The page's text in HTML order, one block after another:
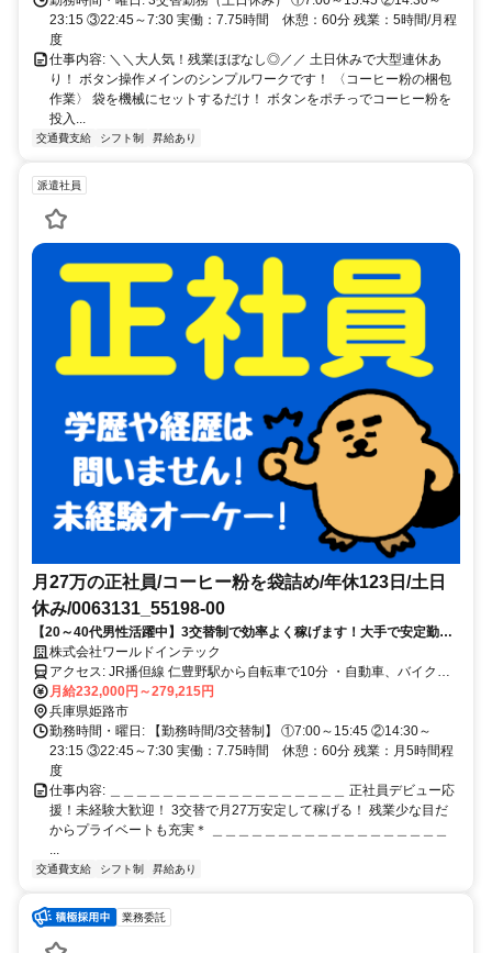
23:15 ③22:45～7:30 実働：7.75時間 休憩：60分 残業：5時間/月程
度
仕事内容: ＼＼大人気！残業ほぼなし◎／／ 土日休みで大型連休あ
り！ ボタン操作メインのシンプルワークです！ 〈コーヒー粉の梱包
作業〉 袋を機械にセットするだけ！ ボタンをポチっでコーヒー粉を
投入...
交通費支給 シフト制 昇給あり
派遣社員
月27万の正社員/コーヒー粉を袋詰め/年休123日/土日
休み/0063131_55198-00
【20～40代男性活躍中】3交替制で効率よく稼げます！大手で安定勤務
が叶う★未経験OK★履歴書不要で応募OK
株式会社ワールドインテック
アクセス: JR播但線 仁豊野駅から自転車で10分 ・自動車、バイク、
自転車通勤OK ・交通費規定支給
月給232,000円～279,215円
兵庫県姫路市
勤務時間・曜日: 【勤務時間/3交替制】 ①7:00～15:45 ②14:30～
23:15 ③22:45～7:30 実働：7.75時間 休憩：60分 残業：月5時間程
度
仕事内容: ＿＿＿＿＿＿＿＿＿＿＿＿＿＿＿＿＿＿ 正社員デビュー応
援！未経験大歓迎！ 3交替で月27万安定して稼げる！ 残業少な目だ
からプライベートも充実＊ ＿＿＿＿＿＿＿＿＿＿＿＿＿＿＿＿＿＿
...
交通費支給 シフト制 昇給あり
業務委託